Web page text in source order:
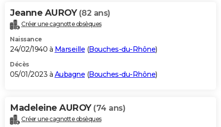
Jeanne AUROY (82 ans)
Créer une cagnotte obsèques
Naissance
24/02/1940 à Marseille (Bouches-du-Rhône)
Décès
05/01/2023 à Aubagne (Bouches-du-Rhône)
Madeleine AUROY (74 ans)
Créer une cagnotte obsèques